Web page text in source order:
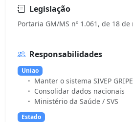
Legislação
Responsabilidades
Uniao
Manter o sistema SIVEP GRIPE
Consolidar dados nacionais
Ministério da Saúde / SVS
Estado